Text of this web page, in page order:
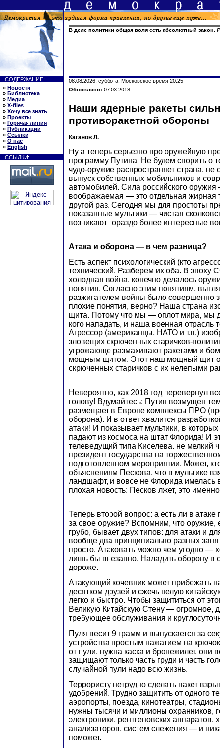
В деле политики общая воля есть абсолютный закон.
СОДЕРЖАНИЕ:
» Новости
» Библиотека
» Медиа
» X-files
» Хочу все знать
» Проекты
» Горячая линия
» Публикации
» Ссылки
» О нас
» English
ССЫЛКИ:
08.08.2026, суббота. Московское время 20:25
Обновлено: 07.03.2018
Наши ядерные ракеты
противоракетной обороны
Каганов Л.
Ну а теперь серьезно про оружейную
программу Путина. Не будем спорить о
чудо-оружие распространяет страна,
выпуск собственных мобильников и
автомобилей. Сила российского
воображаемая — это отдельная жирная
другой раз. Сегодня мы для простоты
показанные мультики — чистая
возникают гораздо более интересные
Атака и оборона — в чем разница?
Есть аспект психологический (кто
технический. Разберем их оба. В эпоху
холодная война, конечно делалось
понятия. Согласно этим понятиям,
разжигателем войны было совершенно
плохие понятия, верно? Наша страна
щита. Потому что мы — оплот мира, мы
кого нападать, и наша военная отрасль
Агрессор (американцы, НАТО и т.п.)
зловещих скрюченных старичков-
угрожающе размахивают ракетами и
мощным щитом. Этот наш мощный щит
скрюченных старичков с их нелепыми
Невероятно, как 2018 год перевернул
голову! Вдумайтесь: Путин возмущен
размещает в Европе комплексы ПРО
оборона). И в ответ хвалится
атаки! И показывает мультики, в
падают из космоса на штат Флорида! И
телеведущий типа Киселева, не мелкий
президент государства на
подготовленном мероприятии. Может,
объяснениям Пескова, что в мультике
ландшафт, и вовсе не Флорида имелась
плохая новость: Песков лжет, это
Теперь второй вопрос: а есть ли в атаке
за свое оружие? Вспомним, что оружие,
грубо, бывает двух типов: для атаки и
вообще два принципиально разных
просто. Атаковать можно чем угодно —
лишь бы внезапно. Наладить оборону в
дороже.
Атакующий кочевник может прибежать
десятком друзей и сжечь целую
легко и быстро. Чтобы защититься от
Великую Китайскую Стену — огромное,
требующее обслуживания и
Пуля весит 9 грамм и выпускается за
устройства простым нажатием на
от пули, нужна каска и бронежилет, они
защищают только часть груди и часть
случайной пули надо всю жизнь.
Террористу нетрудно сделать пакет
удобрений. Трудно защитить от одного
аэропорты, поезда, кинотеатры,
нужны тысячи и миллионы охранников,
электроники, рентгеновских аппаратов,
анализаторов, систем слежения — и
поможет.